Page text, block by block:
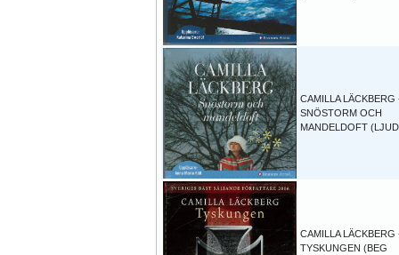
CAMILLA LÄCKBERG
SNÖSTORM OCH
MANDELDOFT
CAMILLA LÄCKBERG
TYSKUNGEN (BEG